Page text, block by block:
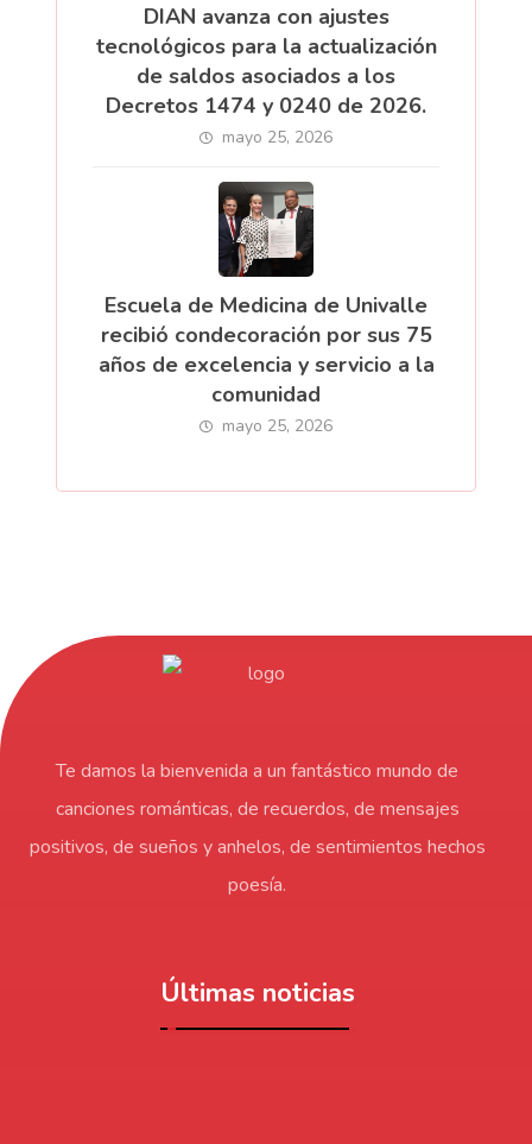
DIAN avanza con ajustes
tecnológicos para la actualización
de saldos asociados a los
Decretos 1474 y 0240 de 2026.
mayo 25, 2026
Escuela de Medicina de Univalle
recibió condecoración por sus 75
años de excelencia y servicio a la
comunidad
mayo 25, 2026
Te damos la bienvenida a un fantástico mundo de
canciones románticas, de recuerdos, de mensajes
positivos, de sueños y anhelos, de sentimientos hechos
poesía.
Últimas noticias